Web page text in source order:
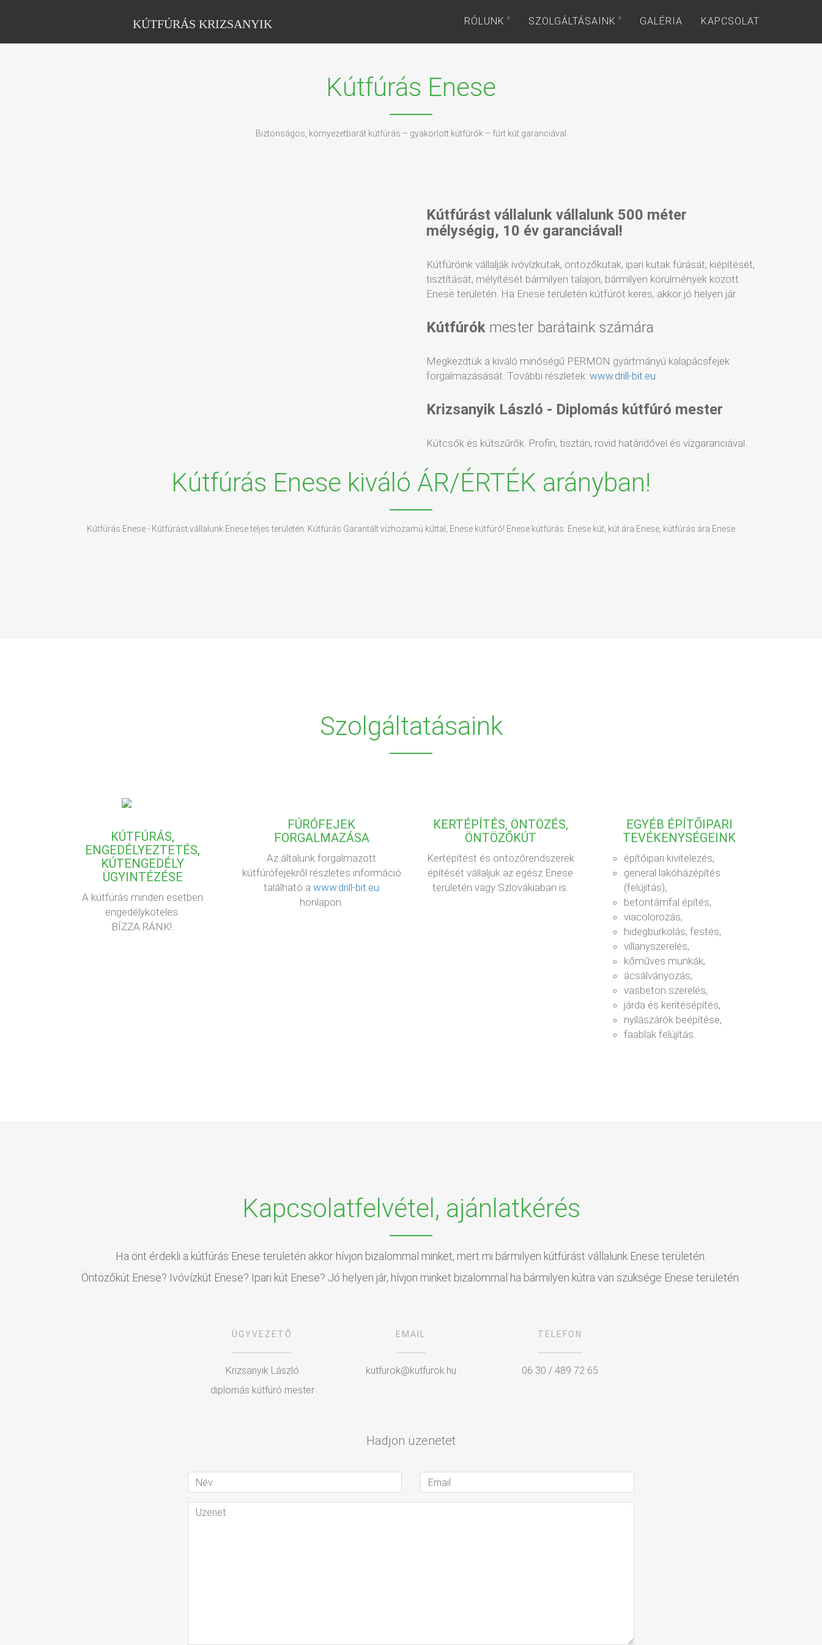
KÚTFÚRÁS KRIZSANYIK RÓLUNK SZOLGÁLTÁSAINK GALÉRIA KAPCSOLAT
Kútfúrás Enese
Biztonságos, környezetbarát kútfúrás – gyakorlott kútfúrók – fúrt kút garanciával
Kútfúrást vállalunk vállalunk 500 méter
mélységig, 10 év garanciával!
Kútfúróink vállalják ivóvízkutak, öntözőkutak, ipari kutak fúrását, kiépítését,
tisztítását, mélyítését bármilyen talajon, bármilyen körülmények között
Enese területén. Ha Enese területén kútfúrót keres, akkor jó helyen jár.
Kútfúrók mester barátaink számára
Megkezdtük a kiváló minőségű PERMON gyártmányú kalapácsfejek
forgalmazásását. További részletek: www.drill-bit.eu
Krizsanyik László - Diplomás kútfúró mester
Kútcsők és kútszűrők. Profin, tisztán, rövid határidővel és vízgaranciával.
Kútfúrás Enese kiváló ÁR/ÉRTÉK arányban!
Kútfúrás Enese - Kútfúrást vállalunk Enese teljes területén. Kútfúrás Garantált vízhozamú kúttal, Enese kútfúró! Enese kútfúrás. Enese kút, kút ára Enese, kútfúrás ára Enese
Szolgáltatásaink
KÚTFÚRÁS,
ENGEDÉLYEZTETÉS,
KÚTENGEDÉLY
ÜGYINTÉZÉSE
A kútfúrás minden esetben
engedélyköteles.
BÍZZA RÁNK!.
FÚRÓFEJEK
FORGALMAZÁSA
Az általunk forgalmazott
kútfúrófejekről részletes információ
található awww.drill-bit.eu
honlapon.
KERTÉPÍTÉS, ÖNTÖZÉS,
ÖNTÖZŐKÚT
Kertépítést és öntözőrendszerek
építését vállaljuk az egész Enese
területén vagy Szlovákiaban is.
EGYÉB ÉPÍTŐIPARI
TEVÉKENYSÉGEINK
építőipari kivitelezés,
general lakóházépítés
(felújítás),
betontámfal építés,
viacolorozás,
hidegburkolás, festés,
villanyszerelés,
kőműves munkák,
ácsálványozás,
vasbeton szerelés,
járda és kerítésépítés,
nyílászárók beépítése,
faablak felújítás.
Kapcsolatfelvétel, ajánlatkérés
Ha önt érdekli a kútfúrás Enese területén akkor hívjon bizalommal minket, mert mi bármilyen kútfúrást vállalunk Enese területén.
Öntözőkút Enese? Ivóvízkút Enese? Ipari kút Enese? Jó helyen jár, hívjon minket bizalommal ha bármilyen kútra van szüksége Enese területén.
ÜGYVEZETŐ
Krizsanyik László
diplomás kútfúró mester
EMAIL
kutfurok@kutfurok.hu
TELEFON
06 30 / 489 72 65
Hadjon üzenetet